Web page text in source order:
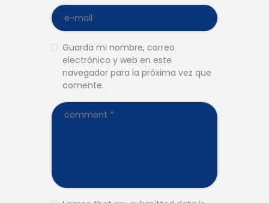
Guarda mi nombre, correo
electrónico y web en este
navegador para la próxima vez que
comente.